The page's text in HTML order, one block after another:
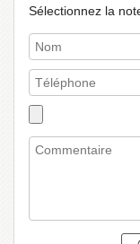
Sélectionnez la